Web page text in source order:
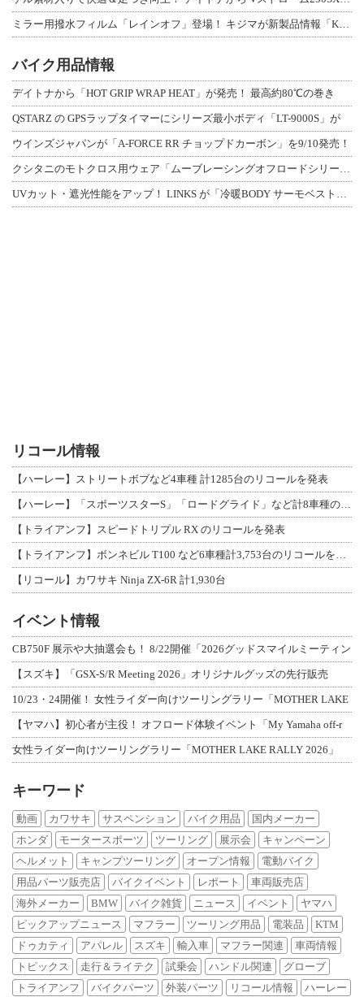
バイク用品情報
デイトナから「HOT GRIP WRAP HEAT」が発売！ 最高約80℃の巻き
QSTARZ の GPSラップタイマーにシリーズ最小ボディ「LT-9000S」が
ウインズジャパンが「A-FORCE RR チョップドカーボン」を9/10発売！
リコール情報
【ハーレー】ストリートボブなど4車種 計1285台のリコールを発表
【トライアンフ】スピードトリプル RX のリコールを発表
【リコール】カワサキ Ninja ZX-6R 計1,930台
イベント情報
CB750F 展示や大抽選会も！ 8/22開催「2026グッドスマイルミーティン
【スズキ】「GSX-S/R Meeting 2026」オリジナルグッズの先行販売
10/23・24開催！ 女性ライダー向けツーリングラリー「MOTHER LAKE
【ヤマハ】初心者が主役！ オフロード体験イベント「My Yamaha off-r
女性ライダー向けツーリングラリー「MOTHER LAKE RALLY 2026」
キーワード
動画 カワサキ サスペンション バイク用品
国内メーカー
ホンダ
モータースポーツ ツーリング 展示会
キャンペーン
ヘルメット
キャンプツーリング オープン情報
電動バイク
用品パーツ販売店
バイクイベント レポート
車両販売店
海外メーカー
BMW バイク雑貨 ニュース イベント
ヤマハ
ピックアップニュース
マフラー ツーリング用品 電装品
KTM
ドゥカティ
アパレル スズキ 輸入車 マフラー関連
車両情報
トピックス
走行＆ライテク 試乗会 ハンドル関連
グローブ
トライアンフ
バイクパーツ 外装パーツ リコール情報 ハーレー